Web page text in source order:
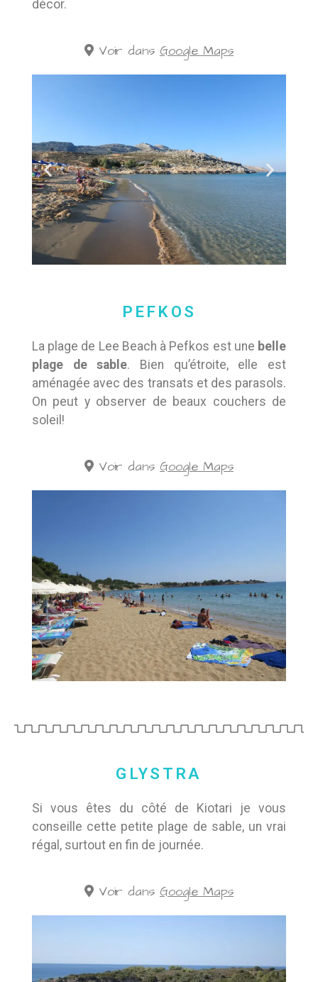
décor.
Voir dans Google Maps
PEFKOS
La plage de Lee Beach à Pefkos est une belle
plage de sable. Bien qu’étroite, elle est
aménagée avec des transats et des parasols.
On peut y observer de beaux couchers de
soleil!
Voir dans Google Maps
GLYSTRA
Si vous êtes du côté de Kiotari je vous
conseille cette petite plage de sable, un vrai
régal, surtout en fin de journée.
Voir dans Google Maps